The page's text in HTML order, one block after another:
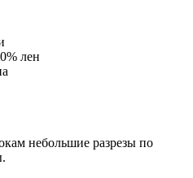
лен
небольшие разрезы по